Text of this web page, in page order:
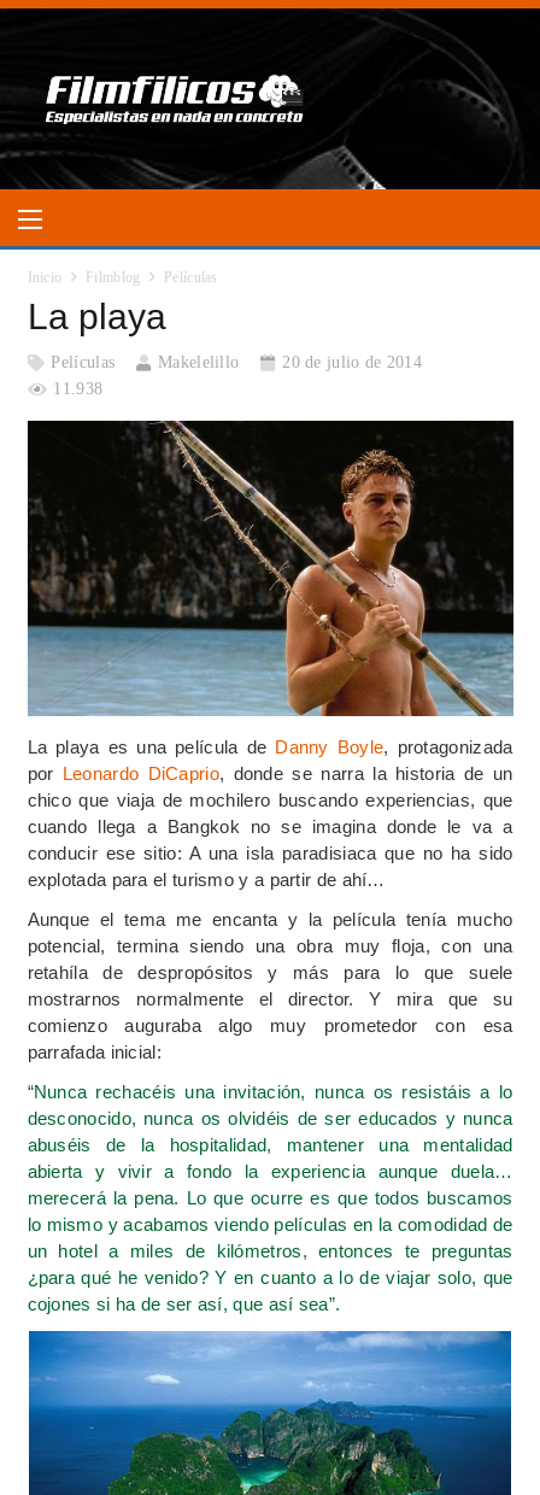
Inicio Filmblog Películas
La playa
Películas Makelelillo
20 de julio de 2014
11.938
La playa es una película de Danny Boyle, protagonizada
por Leonardo DiCaprio, donde se narra la historia de un
chico que viaja de mochilero buscando experiencias, que
cuando llega a Bangkok no se imagina donde le va a
conducir ese sitio: A una isla paradisiaca que no ha sido
explotada para el turismo y a partir de ahí…
Aunque el tema me encanta y la película tenía mucho
potencial, termina siendo una obra muy floja, con una
retahíla de despropósitos y más para lo que suele
mostrarnos normalmente el director. Y mira que su
comienzo auguraba algo muy prometedor con esa
parrafada inicial:
“Nunca rechacéis una invitación, nunca os resistáis a lo
desconocido, nunca os olvidéis de ser educados y nunca
abuséis de la hospitalidad, mantener una mentalidad
abierta y vivir a fondo la experiencia aunque duela…
merecerá la pena. Lo que ocurre es que todos buscamos
lo mismo y acabamos viendo películas en la comodidad de
un hotel a miles de kilómetros, entonces te preguntas
¿para qué he venido? Y en cuanto a lo de viajar solo, que
cojones si ha de ser así, que así sea”.